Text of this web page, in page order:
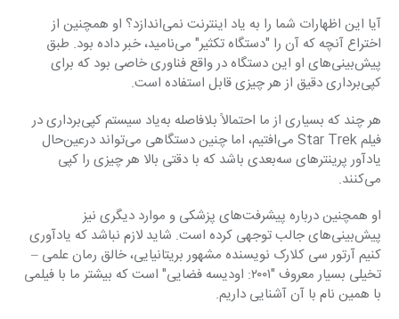
آیا این اظهارات شما را به یاد اینترنت نمی‌اندازد؟ او همچنین از
اختراع آنچه که آن را "دستگاه تکثیر" می‌نامید، خبر داده بود. طبق
پیش‌بینی‌های او این دستگاه در واقع فناوری خاصی بود که برای
کپی‌برداری دقیق از هر چیزی قابل استفاده است.
هر چند که بسیاری از ما احتمالاً بلافاصله به‌یاد سیستم کپی‌برداری در
فیلم Star Trek می‌افتیم، اما چنین دستگاهی می‌تواند درعین‌حال
یادآور پرینتر‌های سه‌بعدی باشد که با دقتی بالا هر چیزی را کپی
می‌کنند.
او همچنین درباره پیشرفت‌های پزشکی و موارد دیگری نیز
پیش‌بینی‌های جالب توجهی کرده است. شاید لازم نباشد که یادآوری
کنیم آرتور سی کلارک نویسنده مشهور بریتانیایی، خالق رمان علمی –
تخیلی بسیار معروف "۲۰۰۱: اودیسه فضایی" است که بیشتر ما با فیلمی
با همین نام با آن آشنایی داریم.